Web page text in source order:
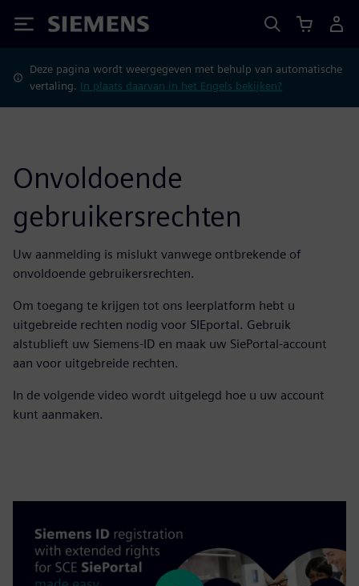
Siemens
Deze pagina wordt weergegeven met behulp van automatische
vertaling. In plaats daarvan in het Engels bekijken?
Onvoldoende
gebruikersrechten
Uw aanmelding is mislukt vanwege ontbrekende of
onvoldoende gebruikersrechten.
Om toegang te krijgen tot ons leerplatform hebt u
uitgebreide rechten nodig voor SIEportal. Gebruik
alstublieft uw Siemens-ID en maak uw SiePortal-account
aan voor uitgebreide rechten.
In de volgende video wordt uitgelegd hoe u uw account
kunt aanmaken.